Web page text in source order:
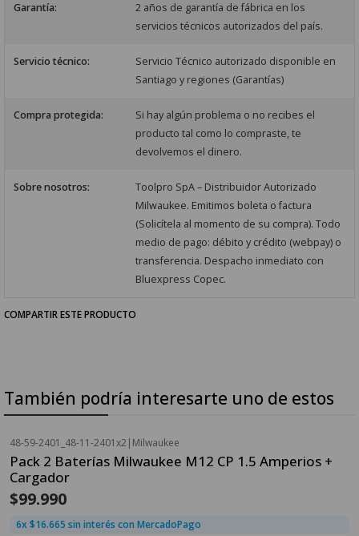
Garantía:
2 años de garantía de fábrica en los
servicios técnicos autorizados del país.
Servicio técnico:
Servicio Técnico autorizado disponible en
Santiago y regiones (Garantías)
Compra protegida:
Si hay algún problema o no recibes el
producto tal como lo compraste, te
devolvemos el dinero.
Sobre nosotros:
Toolpro SpA – Distribuidor Autorizado
Milwaukee. Emitimos boleta o factura
(Solicítela al momento de su compra). Todo
medio de pago: débito y crédito (webpay) o
transferencia. Despacho inmediato con
Bluexpress Copec.
COMPARTIR ESTE PRODUCTO
También podría interesarte uno de estos
Agotado
48-59-2401_48-11-2401x2 | Milwaukee
Pack 2 Baterías Milwaukee M12 CP 1.5 Amperios +
Cargador
$99.990
6x $16.665 sin interés con MercadoPago